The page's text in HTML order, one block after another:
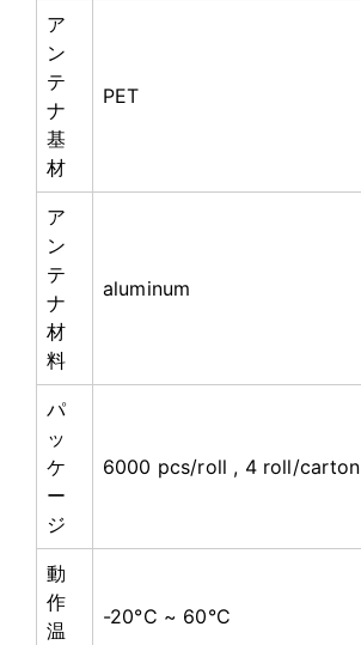
ア
ン
テ
ナ
基
材
PET
ア
ン
テ
ナ
材
料
aluminum
パ
ッ
ケ
ー
ジ
6000 pcs/roll , 4 roll/carton
動
作
温
-20°C ~ 60°C